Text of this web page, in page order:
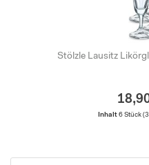
Stölzle Lausitz
Inhalt 6 Stück